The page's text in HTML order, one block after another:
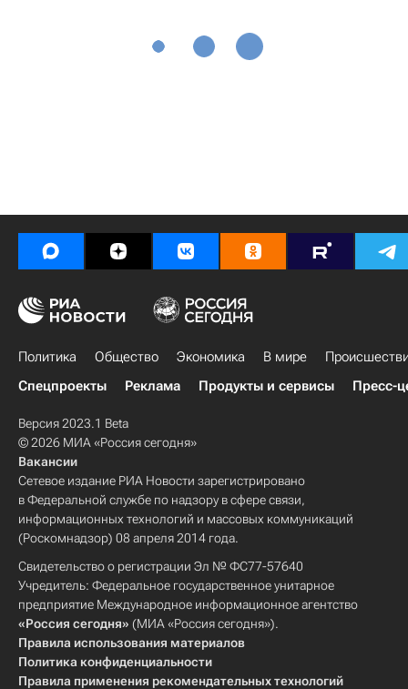
Политика Общество Экономика В мире
Спецпроекты
Реклама Продукты и сервисы Пресс-
Версия 2023.1 Beta
© 2026 МИА «Россия сегодня»
Вакансии
Сетевое издание РИА Новости зарегистрировано
в Федеральной службе по надзору в сфере связи,
информационных технологий и массовых коммуникаций
(Роскомнадзор) 08 апреля 2014 года.
Свидетельство о регистрации Эл № ФС77-57640
Учредитель: Федеральное государственное унитарное
предприятие Международное информационное агентство
«Россия сегодня» (МИА «Россия сегодня»).
Правила использования материалов
Политика конфиденциальности
Правила применения рекомендательных технологий